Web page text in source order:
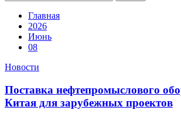
Главная
2026
Июнь
08
Новости
Поставка нефтепромыслового
Китая для зарубежных проектов